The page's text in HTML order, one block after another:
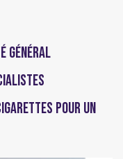
GÉNÉRAL
POUR UN